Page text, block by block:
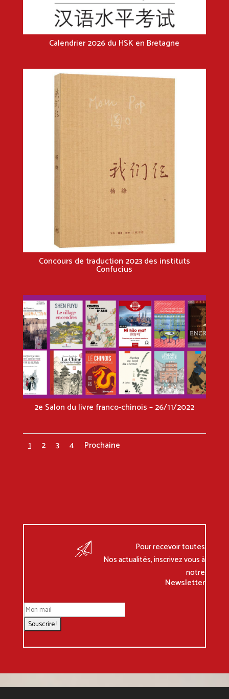
Calendrier 2026 du HSK en Bretagne
Concours de traduction 2023 des instituts
Confucius
2e Salon du livre franco-chinois – 26/11/2022
1 2 3 4 Prochaine
Pour recevoir toutes
Nos actualités, inscrivez vous à
notre
Newsletter